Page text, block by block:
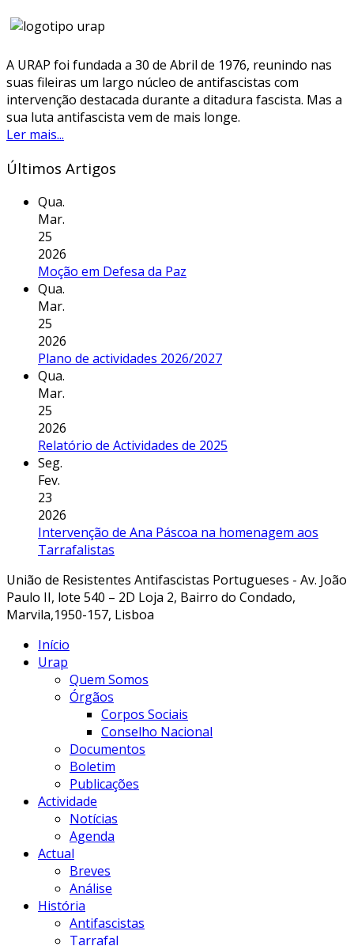
A URAP foi fundada a 30 de Abril de 1976, reunindo nas
suas fileiras um largo núcleo de antifascistas com
intervenção destacada durante a ditadura fascista. Mas a
sua luta antifascista vem de mais longe.
Ler mais...
Últimos Artigos
Qua.
Mar.
25
2026
Moção em Defesa da Paz
Qua.
Mar.
25
2026
Plano de actividades 2026/2027
Qua.
Mar.
25
2026
Relatório de Actividades de 2025
Seg.
Fev.
23
2026
Intervenção de Ana Páscoa na homenagem aos
Tarrafalistas
União de Resistentes Antifascistas Portugueses - Av. João
Paulo II, lote 540 – 2D Loja 2, Bairro do Condado,
Marvila,1950-157, Lisboa
Início
Urap
Quem Somos
Órgãos
Corpos Sociais
Conselho Nacional
Documentos
Boletim
Publicações
Actividade
Notícias
Agenda
Actual
Breves
Análise
História
Antifascistas
Tarrafal